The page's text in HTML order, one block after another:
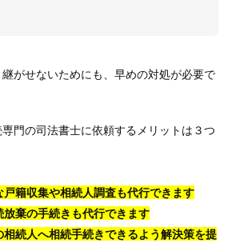
がせないためにも、早めの対処が必要で
門の司法書士に依頼するメリットは３つ
籍収集や相続人調査も代行できます
棄の手続きも代行できます
続人へ相続手続きできるよう解決策を提